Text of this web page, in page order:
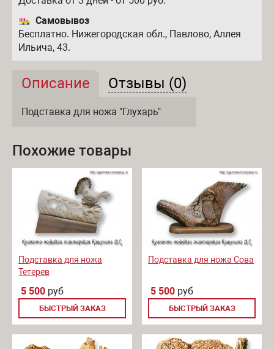
Самовывоз
Бесплатно. Нижегородская обл., Павлово, Аллея
Ильича, 43.
Описание и отзывы
Описание (активная вкладка)
Отзывы (0)
Подставка для ножа "Глухарь"
Похожие товары
Подставка для ножа
Тетерев
5 500 руб
БЫСТРЫЙ ЗАКАЗ
Подставка для ножа Сова
5 500 руб
БЫСТРЫЙ ЗАКАЗ